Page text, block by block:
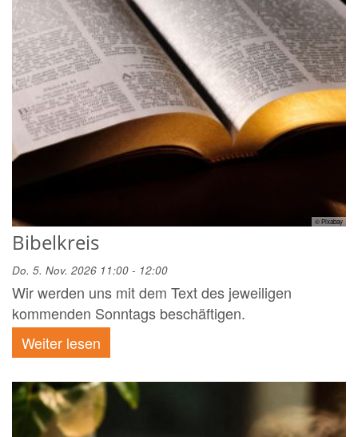
© Pixabay
Bibelkreis
Do. 5. Nov. 2026 11:00 - 12:00
Wir werden uns mit dem Text des jeweiligen
kommenden Sonntags beschäftigen.
Weiter lesen